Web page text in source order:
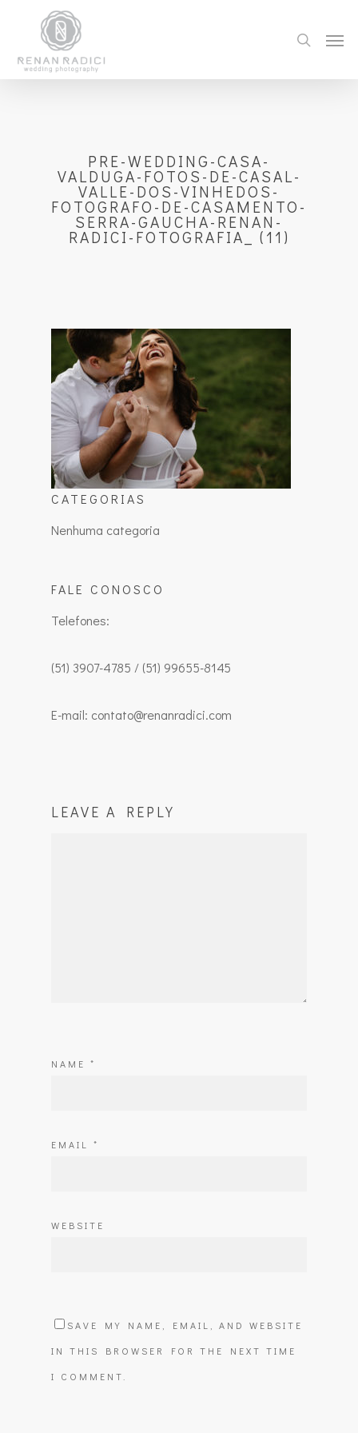
PRE-WEDDING-CASA-
VALDUGA-FOTOS-DE-CASAL-
VALLE-DOS-VINHEDOS-
FOTOGRAFO-DE-CASAMENTO-
SERRA-GAUCHA-RENAN-
RADICI-FOTOGRAFIA_ (11)
CATEGORIAS
Nenhuma categoria
FALE CONOSCO
Telefones:
(51) 3907-4785 / (51) 99655-8145
E-mail: contato@renanradici.com
LEAVE A REPLY
NAME *
EMAIL *
WEBSITE
SAVE MY NAME, EMAIL, AND WEBSITE
IN THIS BROWSER FOR THE NEXT TIME
I COMMENT.